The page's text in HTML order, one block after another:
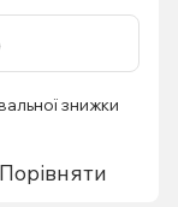
знижки
Порівняти